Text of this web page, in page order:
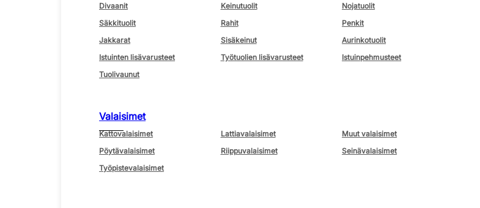
Divaanit
Keinutuolit
Nojatuolit
Säkkituolit
Rahit
Penkit
Jakkarat
Sisäkeinut
Aurinkotuolit
Istuinten lisävarusteet
Työtuolien lisävarusteet
Istuinpehmusteet
Tuolivaunut
Valaisimet
Kattovalaisimet Lattiavalaisimet
Muut valaisimet
Pöytävalaisimet
Riippuvalaisimet
Seinävalaisimet
Työpistevalaisimet